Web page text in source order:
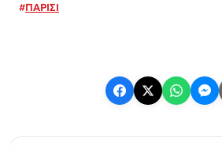
#ΠΑΡΙΣΙ